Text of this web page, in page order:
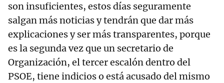
son insuficientes, estos días seguramente
salgan más noticias y tendrán que dar más
explicaciones y ser más transparentes, porque
es la segunda vez que un secretario de
Organización, el tercer escalón dentro del
PSOE, tiene indicios o está acusado del mismo